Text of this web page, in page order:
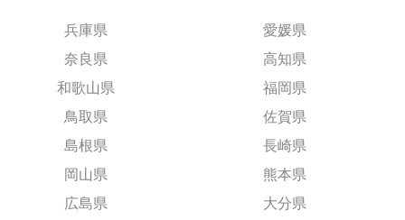
兵庫県
奈良県
和歌山県
鳥取県
島根県
岡山県
広島県
愛媛県
高知県
福岡県
佐賀県
長崎県
熊本県
大分県